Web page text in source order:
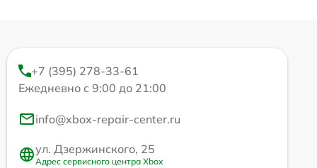
+7 (395) 278-33-61
Ежедневно с 9:00 до 21:00
info@xbox-repair-center.ru
ул. Дзержинского, 25
Адрес сервисного центра Xbox